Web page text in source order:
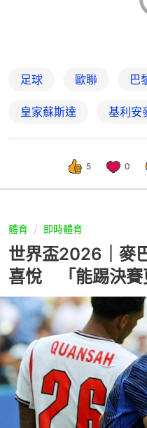
足球 歐聯 巴
皇家蘇斯達 基利安
5 0
體育 即時體育
世界盃2026｜麥
喜悅 「能踢決賽